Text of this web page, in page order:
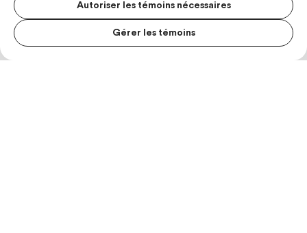
Autoriser les témoins nécessaires
Gérer les témoins
MENU